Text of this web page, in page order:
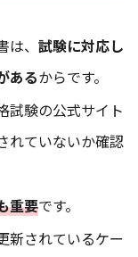
、 試験に対応し
あるからです。
試験の公式サイト
れていないか確認
重要です。
新されているケー